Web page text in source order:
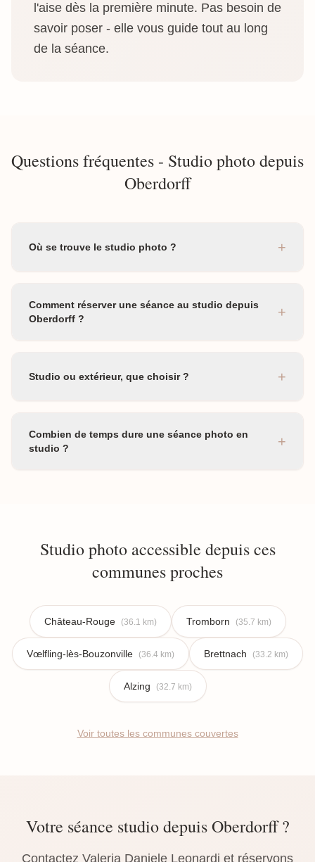
l'aise dès la première minute. Pas besoin de
savoir poser - elle vous guide tout au long
de la séance.
Questions fréquentes - Studio photo depuis
Oberdorff
Où se trouve le studio photo ? +
Comment réserver une séance au studio depuis
Oberdorff ?
+
Studio ou extérieur, que choisir ? +
Combien de temps dure une séance photo en
studio ?
+
Studio photo accessible depuis ces
communes proches
Château-Rouge (36.1 km) Tromborn (35.7 km)
Vœlfling-lès-Bouzonville (36.4 km) Brettnach (33.2 km)
Alzing (32.7 km)
Voir toutes les communes couvertes
Votre séance studio depuis Oberdorff ?
Contactez Valeria Daniele Leonardi et réservons